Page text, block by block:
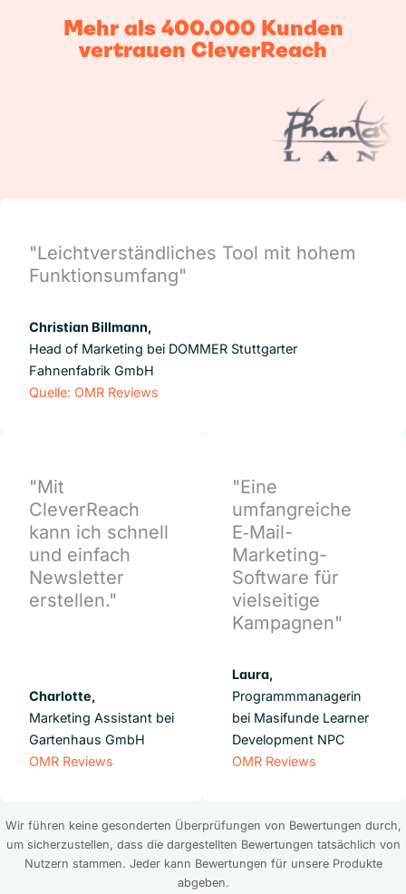
Mehr als 400.000 Kunden
vertrauen CleverReach
"Leichtverständliches Tool mit hohem
Funktionsumfang"
Christian Billmann,
Head of Marketing bei DOMMER Stuttgarter
Fahnenfabrik GmbH
Quelle: OMR Reviews
"Mit
CleverReach
kann ich schnell
und einfach
Newsletter
erstellen."
Charlotte,
Marketing Assistant bei
Gartenhaus GmbH
OMR Reviews
"Eine
umfangreiche
E‑Mail-
Marketing-
Software für
vielseitige
Kampagnen"
Laura,
Programmmanagerin
bei Masifunde Learner
Development NPC
OMR Reviews
Wir führen keine gesonderten Überprüfungen von Bewertungen durch,
um sicherzustellen, dass die dargestellten Bewertungen tatsächlich von
Nutzern stammen. Jeder kann Bewertungen für unsere Produkte
abgeben.